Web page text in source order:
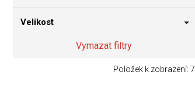
Velikost
Vymazat filtry
Položek k zobrazení: 7